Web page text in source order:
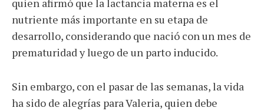
quien afirmó que la lactancia materna es el
nutriente más importante en su etapa de
desarrollo, considerando que nació con un mes de
prematuridad y luego de un parto inducido.
Sin embargo, con el pasar de las semanas, la vida
ha sido de alegrías para Valeria, quien debe